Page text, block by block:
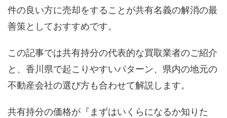
件の良い方に売却をすることが共有名義の解消の最
善策としておすすめです。
この記事では共有持分の代表的な買取業者のご紹介
と、香川県で起こりやすいパターン、県内の地元の
不動産会社の選び方も合わせて解説します。
共有持分の価格が『まずはいくらになるか知りた